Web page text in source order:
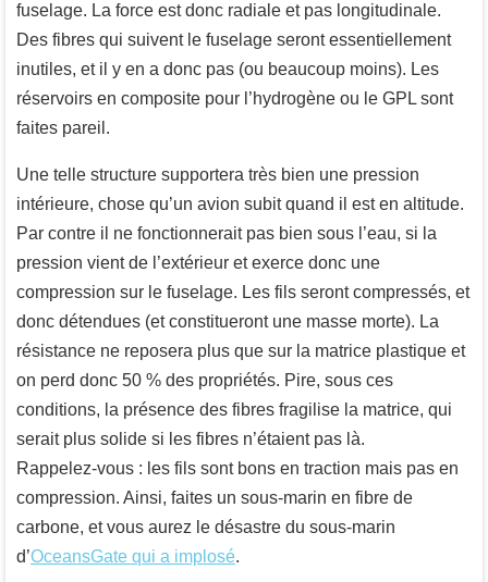
fuselage. La force est donc radiale et pas longitudinale.
Des fibres qui suivent le fuselage seront essentiellement
inutiles, et il y en a donc pas (ou beaucoup moins). Les
réservoirs en composite pour l’hydrogène ou le GPL sont
faites pareil.
Une telle structure supportera très bien une pression
intérieure, chose qu’un avion subit quand il est en altitude.
Par contre il ne fonctionnerait pas bien sous l’eau, si la
pression vient de l’extérieur et exerce donc une
compression sur le fuselage. Les fils seront compressés, et
donc détendues (et constitueront une masse morte). La
résistance ne reposera plus que sur la matrice plastique et
on perd donc 50 % des propriétés. Pire, sous ces
conditions, la présence des fibres fragilise la matrice, qui
serait plus solide si les fibres n’étaient pas là.
Rappelez-vous : les fils sont bons en traction mais pas en
compression. Ainsi, faites un sous-marin en fibre de
carbone, et vous aurez le désastre du sous-marin
d’OceansGate qui a implosé.